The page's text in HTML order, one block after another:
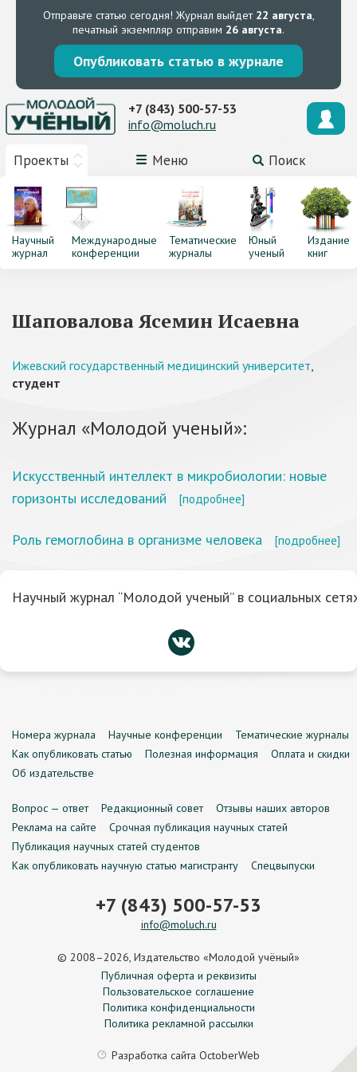
Отправьте статью сегодня! Журнал выйдет 22 августа,
печатный экземпляр отправим 26 августа.
Опубликовать статью в журнале
Проекты Меню Поиск
+7 (843) 500-57-53
info@moluch.ru
Научный
журнал
Международные
конференции
Тематические
журналы
Юный
ученый
Издание
книг
Шаповалова Ясемин Исаевна
Ижевский государственный медицинский университет,
студент
Журнал «Молодой ученый»:
Искусственный интеллект в микробиологии: новые
горизонты исследований
[подробнее]
Роль гемоглобина в организме человека [подробнее]
Научный журнал “Молодой ученый” в социальных
Номера журнала Научные конференции
Тематические журналы
Как опубликовать статью
Полезная информация
Оплата и скидки
Об издательстве
Вопрос — ответ Редакционный совет
Отзывы наших авторов
Реклама на сайте
Срочная публикация научных статей
Публикация научных статей студентов
Как опубликовать научную статью магистранту
Спецвыпуски
+7 (843) 500-57-53
info@moluch.ru
© 2008–2026, Издательство «Молодой учёный»
Публичная оферта и реквизиты
Пользовательское соглашение
Политика конфиденциальности
Политика рекламной рассылки
Разработка сайта OctoberWeb